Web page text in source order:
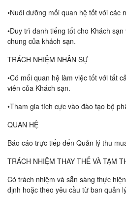
•Nuôi dưỡng mối quan hệ tốt với các
•Duy trì danh tiếng tốt cho Khách
chung của khách sạn.
TRÁCH NHIỆM NHÂN SỰ
•Có mối quan hệ làm việc tốt với tất
viên của Khách sạn.
•Tham gia tích cực vào đào tạo bộ
QUAN HỆ
Báo cáo trực tiếp đến Quản lý thu
TRÁCH NHIỆM THAY THẾ VÀ TẠM
Có trách nhiệm và sẵn sàng thực
định hoặc theo yêu cầu từ ban quản